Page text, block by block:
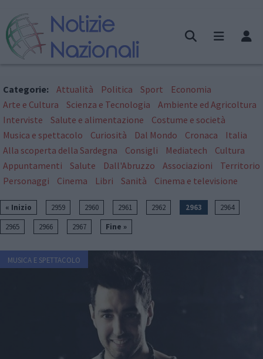
Categorie: Attualità Politica Sport
Economia
Arte e Cultura
Scienza e Tecnologia
Ambiente ed Agricoltura
Interviste
Salute e alimentazione
Costume e società
Musica e spettacolo
Curiosità Dal Mondo Cronaca
Italia
Alla scoperta della Sardegna
Consigli Mediatech
Cultura
Appuntamenti
Salute Dall'Abruzzo Associazioni
Territorio
Personaggi
Cinema Libri Sanità Cinema e televisione
« Inizio 2959 2960 2961 2962 2963
2964
2965
2966 2967 Fine »
MUSICA E SPETTACOLO